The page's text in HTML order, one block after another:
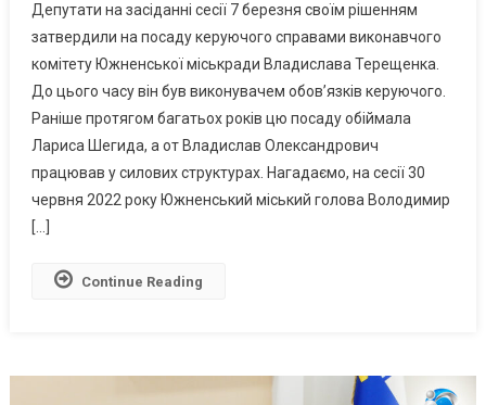
Депутати
Затвердили
Кандидатуру
На
Посаду
Керуючого
Справами
Виконкому
Депутати на засіданні сесії 7 березня своїм рішенням
затвердили на посаду керуючого справами виконавчого
комітету Южненської міськради Владислава Терещенка.
До цього часу він був виконувачем обов’язків керуючого.
Раніше протягом багатьох років цю посаду обіймала
Лариса Шегида, а от Владислав Олександрович
працював у силових структурах. Нагадаємо, на сесії 30
червня 2022 року Южненський міський голова Володимир
[…]
Continue Reading